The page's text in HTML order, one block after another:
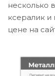
несколько
ксералик и
цене на